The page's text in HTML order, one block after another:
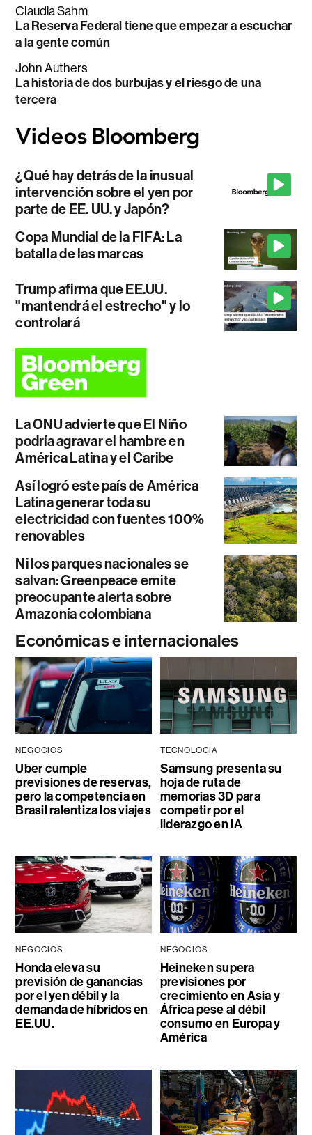
Claudia Sahm
La Reserva Federal tiene que empezar a escuchar
a la gente común
John Authers
La historia de dos burbujas y el riesgo de una
tercera
¿Qué hay detrás de la inusual
intervención sobre el yen por
parte de EE. UU. y Japón?
Copa Mundial de la FIFA: La
batalla de las marcas
Trump afirma que EE.UU.
"mantendrá el estrecho" y lo
controlará
La ONU advierte que El Niño
podría agravar el hambre en
América Latina y el Caribe
Así logró este país de América
Latina generar toda su
electricidad con fuentes 100%
renovables
Ni los parques nacionales se
salvan: Greenpeace emite
preocupante alerta sobre
Amazonía colombiana
Económicas e internacionales
NEGOCIOS
Uber cumple
previsiones de reservas,
pero la competencia en
Brasil ralentiza los viajes
TECNOLOGÍA
Samsung presenta su
hoja de ruta de
memorias 3D para
competir por el
liderazgo en IA
NEGOCIOS
Honda eleva su
previsión de ganancias
por el yen débil y la
demanda de híbridos en
EE.UU.
NEGOCIOS
Heineken supera
previsiones por
crecimiento en Asia y
África pese al débil
consumo en Europa y
América